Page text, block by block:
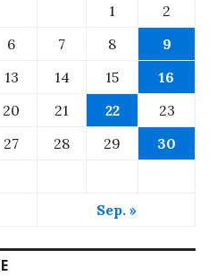
1
2
6 7 8
9
13 14 15
16
20 21 22
23
27 28 29
30
Sep. »